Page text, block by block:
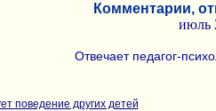
Комментарии,
июль
Отвечает педагог-
поведение других детей